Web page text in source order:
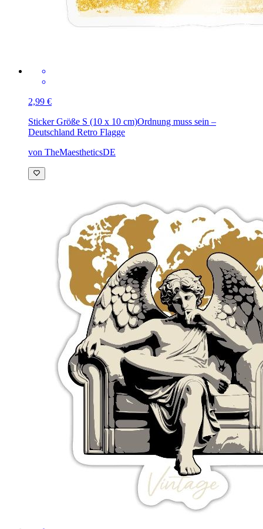
2,99 €
Sticker Größe S (10 x 10 cm)Ordnung muss sein –
Deutschland Retro Flagge
von TheMaestheticsDE